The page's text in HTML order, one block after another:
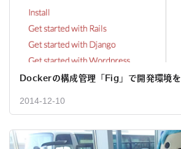
Dockerの構成管理「Fig」で開発環境
2014-12-10